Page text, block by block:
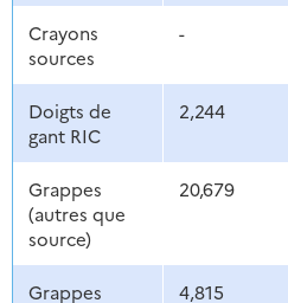
Crayons
sources
-
Doigts de
gant RIC
2,244
Grappes
(autres que
source)
20,679
Grappes
4,815